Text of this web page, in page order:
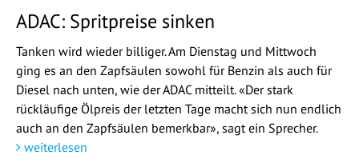
ADAC: Spritpreise sinken
Tanken wird wieder billiger. Am Dienstag und Mittwoch
ging es an den Zapfsäulen sowohl für Benzin als auch für
Diesel nach unten, wie der ADAC mitteilt. «Der stark
rückläufige Ölpreis der letzten Tage macht sich nun endlich
auch an den Zapfsäulen bemerkbar», sagt ein Sprecher.
weiterlesen